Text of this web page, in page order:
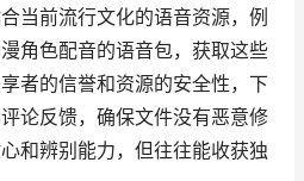
当前流行文化的语音资源，例
角色配音的语音包，获取这些
者的信誉和资源的安全性，下
论反馈，确保文件没有恶意修
和辨别能力，但往往能收获独